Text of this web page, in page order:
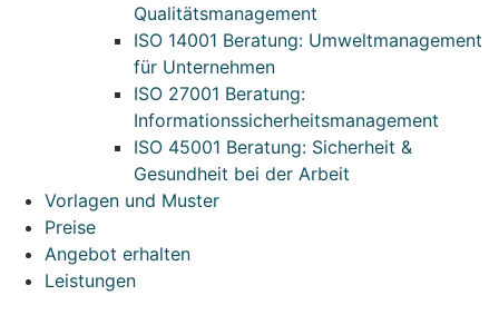
Qualitätsmanagement
ISO 14001 Beratung: Umweltmanagement
für Unternehmen
ISO 27001 Beratung:
Informationssicherheitsmanagement
ISO 45001 Beratung: Sicherheit &
Gesundheit bei der Arbeit
Vorlagen und Muster
Preise
Angebot erhalten
Leistungen